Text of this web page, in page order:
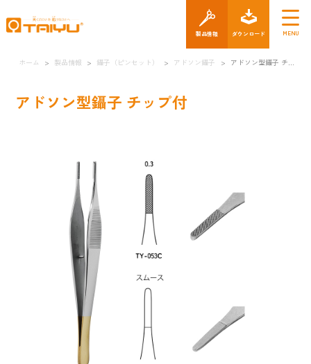
ホーム > 製品情報 > 鑷子（ピンセット） > アドソン鑷子 > アドソン型鑷子 チップ付
アドソン型鑷子 チップ付